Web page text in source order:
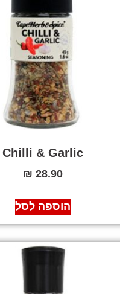
Chilli & Garlic
28.90
₪
הוספה לסל